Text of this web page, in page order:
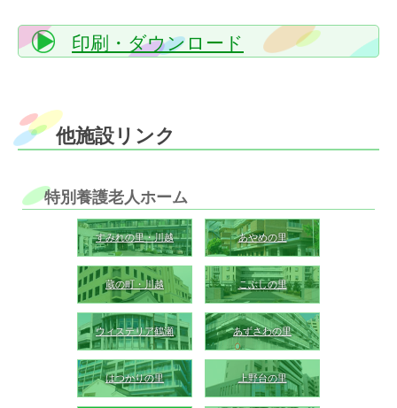
印刷・ダウンロード
他施設リンク
特別養護老人ホーム
すみれの里・川越 あやめの里
蔵の町・川越 こぶしの里
ウィステリア鶴瀬 あずさわの里
はつかりの里 上野台の里